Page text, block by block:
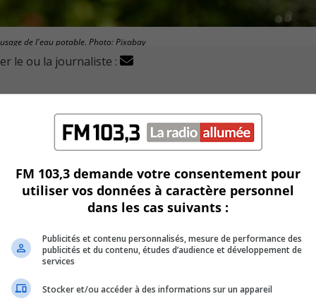
de l'eau potable. Photo: Pixabay
le ou la journaliste :
leurs terrains qu'à des intervalles réguliers pendant
du règlement sur l’usage de l’eau potable.
par semaine, et ce pendant deux heures uniquement, de
s’adresse à tous les types d’arrosages. (automatiques
autorisées à ceux qui utilisent des gicleurs.
FM 103,3 demande votre consentement pour
utiliser vos données à caractère personnel
dans les cas suivants :
Publicités et contenu personnalisés, mesure de performance des
publicités et du contenu, études d’audience et développement de
services
Stocker et/ou accéder à des informations sur un appareil